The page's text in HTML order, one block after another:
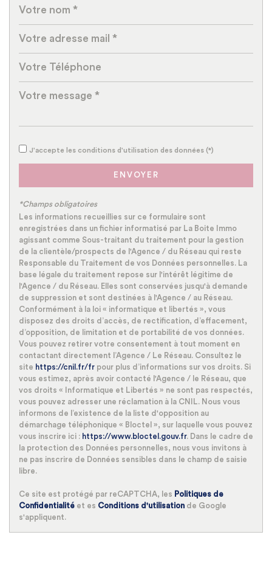
Taxe habitation
Habitants de moins de 25 ans 27,85 %
Habitants de 25 à 55 ans
Habitants de plus de 55 ans
Familles sans enfant 52,36 %
Familles avec 1 ou 2 enfants
Appartements 22,55 %
Familles avec 3 enfants
J'accepte les conditions d'utilisation des données (*)
ENVOYER
*Champs obligatoires
Les informations recueillies sur ce formulaire sont
enregistrées dans un fichier informatisé par La Boite Immo
agissant comme Sous-traitant du traitement pour la gestion
de la clientèle/prospects de l'Agence / du Réseau qui reste
Responsable du Traitement de vos Données personnelles. La
base légale du traitement repose sur l'intérêt légitime de
l'Agence / du Réseau. Elles sont conservées jusqu'à demande
de suppression et sont destinées à l'Agence / au Réseau.
Conformément à la loi « informatique et libertés », vous
disposez des droits d’accès, de rectification, d’effacement,
d’opposition, de limitation et de portabilité de vos données.
Vous pouvez retirer votre consentement à tout moment en
contactant directement l’Agence / Le Réseau. Consultez le
site https://cnil.fr/fr pour plus d’informations sur vos droits. Si
vous estimez, après avoir contacté l'Agence / le Réseau, que
vos droits « Informatique et Libertés » ne sont pas respectés,
vous pouvez adresser une réclamation à la CNIL. Nous vous
informons de l’existence de la liste d'opposition au
démarchage téléphonique « Bloctel », sur laquelle vous pouvez
vous inscrire ici : https://www.bloctel.gouv.fr. Dans le cadre de
la protection des Données personnelles, nous vous invitons à
ne pas inscrire de Données sensibles dans le champ de saisie
libre.
Ce site est protégé par reCAPTCHA, les Politiques de
Confidentialité et es Conditions d'utilisation de Google
s'appliquent.